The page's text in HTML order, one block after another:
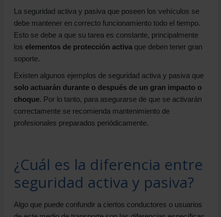
La seguridad activa y pasiva que poseen los vehículos se
debe mantener en correcto funcionamiento todo el tiempo.
Esto se debe a que su tarea es constante, principalmente
los elementos de protección activa que deben tener gran
soporte.
Existen algunos ejemplos de seguridad activa y pasiva que
solo actuarán durante o después de un gran impacto o
choque. Por lo tanto, para asegurarse de que se activarán
correctamente se recomienda mantenimiento de
profesionales preparados periódicamente.
¿Cuál es la diferencia entre
seguridad activa y pasiva?
Algo que puede confundir a ciertos conductores o usuarios